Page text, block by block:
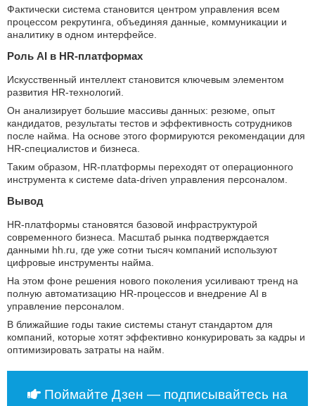
Фактически система становится центром управления всем
процессом рекрутинга, объединяя данные, коммуникации и
аналитику в одном интерфейсе.
Роль AI в HR-платформах
Искусственный интеллект становится ключевым элементом
развития HR-технологий.
Он анализирует большие массивы данных: резюме, опыт
кандидатов, результаты тестов и эффективность сотрудников
после найма. На основе этого формируются рекомендации для
HR-специалистов и бизнеса.
Таким образом, HR-платформы переходят от операционного
инструмента к системе data-driven управления персоналом.
Вывод
HR-платформы становятся базовой инфраструктурой
современного бизнеса. Масштаб рынка подтверждается
данными hh.ru, где уже сотни тысяч компаний используют
цифровые инструменты найма.
На этом фоне решения нового поколения усиливают тренд на
полную автоматизацию HR-процессов и внедрение AI в
управление персоналом.
В ближайшие годы такие системы станут стандартом для
компаний, которые хотят эффективно конкурировать за кадры и
оптимизировать затраты на найм.
Поймайте Дзен — подписывайтесь на